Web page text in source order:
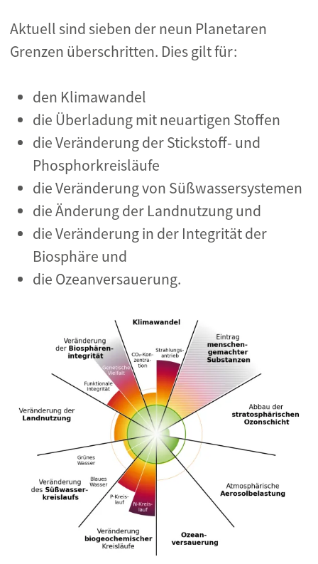
Aktuell sind sieben der neun Planetaren
Grenzen überschritten. Dies gilt für:
den Klimawandel
die Überladung mit neuartigen Stoffen
die Veränderung der Stickstoff- und
Phosphorkreisläufe
die Veränderung von Süßwassersystemen
die Änderung der Landnutzung und
die Veränderung in der Integrität der
Biosphäre und
die Ozeanversauerung.